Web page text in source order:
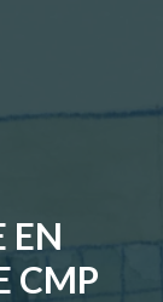
EN
CMP